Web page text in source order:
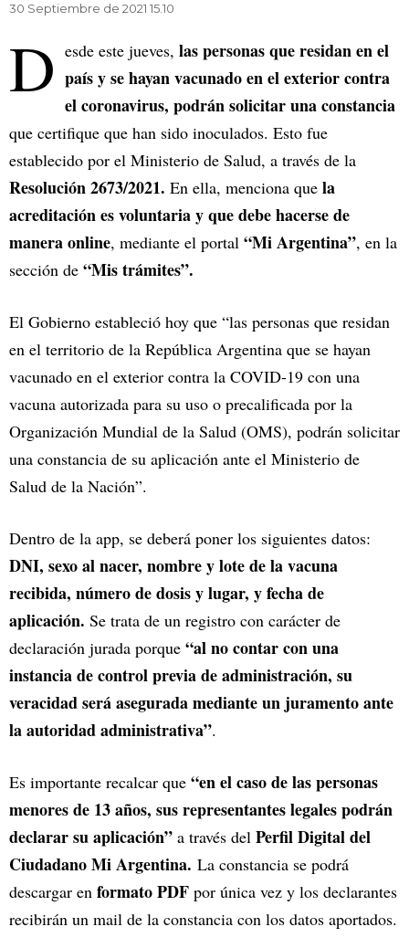
30 Septiembre de 2021 15.10
D esde este jueves, las personas que residan en el
país y se hayan vacunado en el exterior contra
el coronavirus, podrán solicitar una constancia
que certifique que han sido inoculados. Esto fue
establecido por el Ministerio de Salud, a través de la
Resolución 2673/2021. En ella, menciona que la
acreditación es voluntaria y que debe hacerse de
manera online, mediante el portal “Mi Argentina”, en la
sección de “Mis trámites”.
El Gobierno estableció hoy que “las personas que residan
en el territorio de la República Argentina que se hayan
vacunado en el exterior contra la COVID-19 con una
vacuna autorizada para su uso o precalificada por la
Organización Mundial de la Salud (OMS), podrán solicitar
una constancia de su aplicación ante el Ministerio de
Salud de la Nación”.
Dentro de la app, se deberá poner los siguientes datos:
DNI, sexo al nacer, nombre y lote de la vacuna
recibida, número de dosis y lugar, y fecha de
aplicación. Se trata de un registro con carácter de
declaración jurada porque “al no contar con una
instancia de control previa de administración, su
veracidad será asegurada mediante un juramento ante
la autoridad administrativa”.
Es importante recalcar que “en el caso de las personas
menores de 13 años, sus representantes legales podrán
declarar su aplicación” a través del Perfil Digital del
Ciudadano Mi Argentina. La constancia se podrá
descargar en formato PDF por única vez y los declarantes
recibirán un mail de la constancia con los datos aportados.